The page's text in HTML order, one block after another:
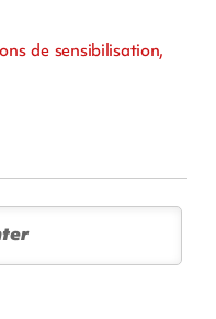
de sensibilisation,